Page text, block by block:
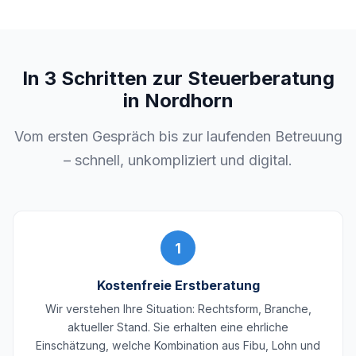
In 3 Schritten zur Steuerberatung
in Nordhorn
Vom ersten Gespräch bis zur laufenden Betreuung
– schnell, unkompliziert und digital.
1
Kostenfreie Erstberatung
Wir verstehen Ihre Situation: Rechtsform, Branche,
aktueller Stand. Sie erhalten eine ehrliche
Einschätzung, welche Kombination aus Fibu, Lohn und